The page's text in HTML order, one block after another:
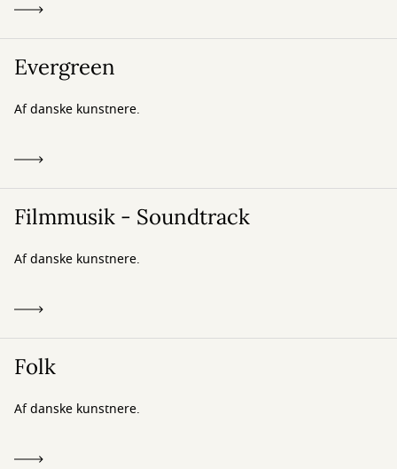
Evergreen
Af danske kunstnere.
Filmmusik - Soundtrack
Af danske kunstnere.
Folk
Af danske kunstnere.